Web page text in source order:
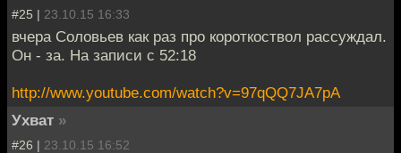
#25 | 23.10.15 16:33
вчера Соловьев как раз про короткоствол рассуждал.
Он - за. На записи с 52:18
http://www.youtube.com/watch?v=97qQQ7JA7pA
Ухват »
#26 | 23.10.15 16:52